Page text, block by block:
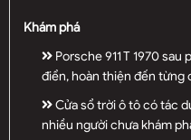
Khám phá
Porsche 911 T 1970
điển, hoàn thiện đến từng
Cửa sổ trời ô tô có tác
nhiều người chưa khám